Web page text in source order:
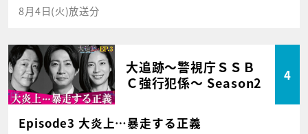
8月4日(火)放送分
大追跡～警視庁ＳＳＢ
Ｃ強行犯係～ Season2
4
Episode3 大炎上…暴走する正義